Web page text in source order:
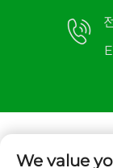
We value